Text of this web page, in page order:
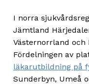
I norra
Jämtland
Västernorrland och
Fördelningen av
läkarutbildning på
Sunderbyn, Umeå